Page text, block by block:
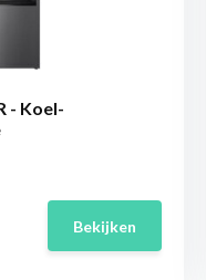
- Koel-
Bekijken